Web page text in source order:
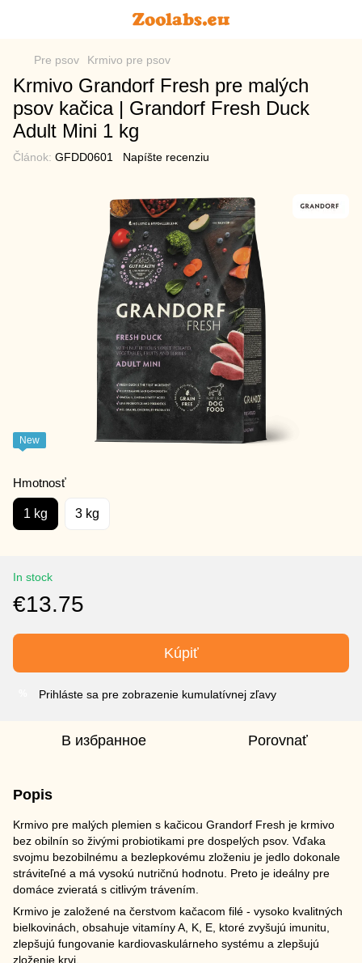
Pre psov Krmivo pre psov
Krmivo Grandorf Fresh pre malých
psov kačica | Grandorf Fresh Duck
Adult Mini 1 kg
Článok: GFDD0601 Napíšte recenziu
New
Hmotnosť
1 kg 3 kg
In stock
€13.75
Kúpiť
Prihláste sa pre zobrazenie kumulatívnej zľavy
В избранное Porovnať
Popis
Krmivo pre malých plemien s kačicou Grandorf Fresh je krmivo
bez obilnín so živými probiotikami pre dospelých psov. Vďaka
svojmu bezobilnému a bezlepkovému zloženiu je jedlo dokonale
stráviteľné a má vysokú nutričnú hodnotu. Preto je ideálny pre
domáce zvieratá s citlivým trávením.
Krmivo je založené na čerstvom kačacom filé - vysoko kvalitných
bielkovinách, obsahuje vitamíny A, K, E, ktoré zvyšujú imunitu,
zlepšujú fungovanie kardiovaskulárneho systému a zlepšujú
zloženie krvi.